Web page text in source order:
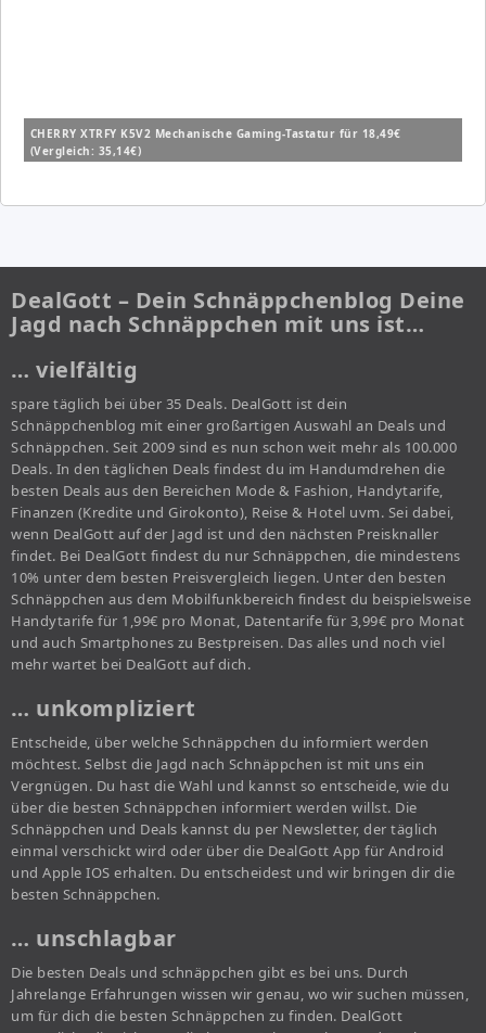
CHERRY XTRFY K5V2 Mechanische Gaming-Tastatur für 18,49€
(Vergleich: 35,14€)
DealGott – Dein Schnäppchenblog Deine
Jagd nach Schnäppchen mit uns ist…
… vielfältig
spare täglich bei über 35 Deals. DealGott ist dein
Schnäppchenblog mit einer großartigen Auswahl an Deals und
Schnäppchen. Seit 2009 sind es nun schon weit mehr als 100.000
Deals. In den täglichen Deals findest du im Handumdrehen die
besten Deals aus den Bereichen Mode & Fashion, Handytarife,
Finanzen (Kredite und Girokonto), Reise & Hotel uvm. Sei dabei,
wenn DealGott auf der Jagd ist und den nächsten Preisknaller
findet. Bei DealGott findest du nur Schnäppchen, die mindestens
10% unter dem besten Preisvergleich liegen. Unter den besten
Schnäppchen aus dem Mobilfunkbereich findest du beispielsweise
Handytarife für 1,99€ pro Monat, Datentarife für 3,99€ pro Monat
und auch Smartphones zu Bestpreisen. Das alles und noch viel
mehr wartet bei DealGott auf dich.
… unkompliziert
Entscheide, über welche Schnäppchen du informiert werden
möchtest. Selbst die Jagd nach Schnäppchen ist mit uns ein
Vergnügen. Du hast die Wahl und kannst so entscheide, wie du
über die besten Schnäppchen informiert werden willst. Die
Schnäppchen und Deals kannst du per Newsletter, der täglich
einmal verschickt wird oder über die DealGott App für Android
und Apple IOS erhalten. Du entscheidest und wir bringen dir die
besten Schnäppchen.
… unschlagbar
Die besten Deals und schnäppchen gibt es bei uns. Durch
Jahrelange Erfahrungen wissen wir genau, wo wir suchen müssen,
um für dich die besten Schnäppchen zu finden. DealGott